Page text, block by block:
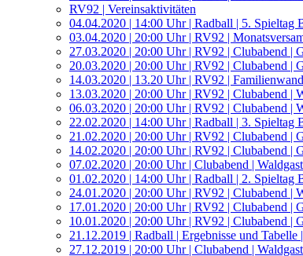
RV92 | Vereinsaktivitäten
04.04.2020 | 14:00 Uhr | Radball | 5.
03.04.2020 | 20:00 Uhr | RV92 |
27.03.2020 | 20:00 Uhr | RV92 | Clubabend |
20.03.2020 | 20:00 Uhr | RV92 | Clubabend |
14.03.2020 | 13.20 Uhr | RV92 |
13.03.2020 | 20:00 Uhr | RV92 | Clubabend |
06.03.2020 | 20:00 Uhr | RV92 | Clubabend |
22.02.2020 | 14:00 Uhr | Radball | 3.
21.02.2020 | 20:00 Uhr | RV92 | Clubabend |
14.02.2020 | 20:00 Uhr | RV92 | Clubabend |
07.02.2020 | 20:00 Uhr | Clubabend |
01.02.2020 | 14:00 Uhr | Radball | 2.
24.01.2020 | 20:00 Uhr | RV92 | Clubabend |
17.01.2020 | 20:00 Uhr | RV92 | Clubabend |
10.01.2020 | 20:00 Uhr | RV92 | Clubabend |
21.12.2019 | Radball | Ergebnisse und
27.12.2019 | 20:00 Uhr | Clubabend |